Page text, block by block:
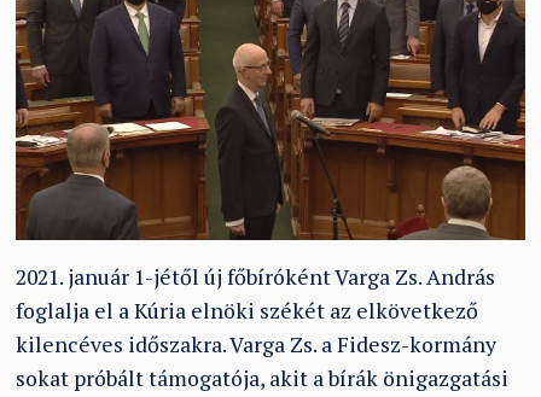
2021. január 1-jétől új főbíróként Varga Zs. András
foglalja el a Kúria elnöki székét az elkövetkező
kilencéves időszakra. Varga Zs. a Fidesz-kormány
sokat próbált támogatója, akit a bírák önigazgatási